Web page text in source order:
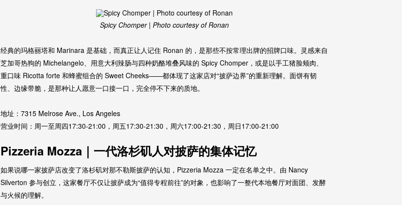
Spicy Chomper | Photo courtesy of Ronan
经典的玛格丽塔和 Marinara 是基础，而真正让人记住 Ronan 的，是那些不按常理出牌的招牌口味。灵感来自
芝加哥热狗的 Michelangelo、用意大利辣肠与四种奶酪堆叠风味的 Spicy Chomper，或是以手工猪脸颊肉、
重口味 Ricotta forte 和蜂蜜组合的 Sweet Cheeks——都体现了这家店对“披萨边界”的重新理解。面饼有韧
性、边缘带脆，是那种让人愿意一口接一口，完全停不下来的质地。
地址：7315 Melrose Ave., Los Angeles
营业时间：周一至周四17:30-21:00，周五17:30-21:30，周六17:00-21:30，周日17:00-21:00
Pizzeria Mozza｜一代洛杉矶人对披萨的集体记忆
如果说哪一家披萨店改变了洛杉矶对那不勒斯披萨的认知，Pizzeria Mozza 一定在名单之中。由 Nancy
Silverton 参与创立，这家餐厅不仅让披萨成为“值得专程前往”的对象，也影响了一整代本地餐厅对面团、发酵
与火候的理解。